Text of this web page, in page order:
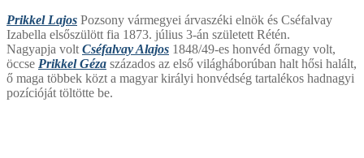
Prikkel Lajos Pozsony vármegyei árvaszéki elnök és Cséfalvay
Izabella elsőszülött fia 1873. július 3-án született Rétén.
Nagyapja volt Cséfalvay Alajos 1848/49-es honvéd őrnagy volt,
öccse Prikkel Géza százados az első világháborúban halt hősi halált,
ő maga többek közt a magyar királyi honvédség tartalékos hadnagyi
pozícióját töltötte be.